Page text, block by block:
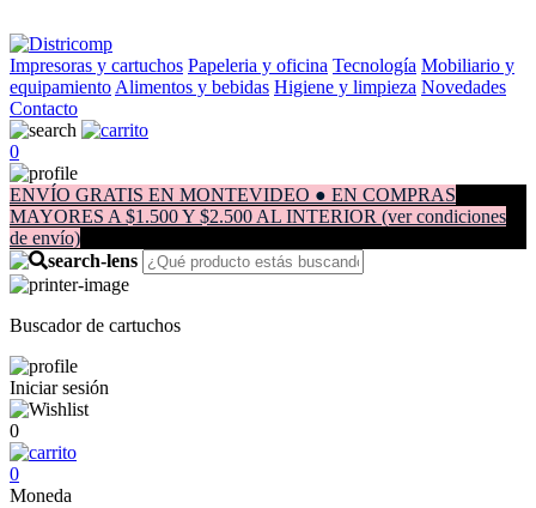
Impresoras y cartuchos Papeleria y oficina Tecnología Mobiliario y
equipamiento Alimentos y bebidas Higiene y limpieza Novedades
Contacto
0
ENVÍO GRATIS EN MONTEVIDEO ● EN COMPRAS
MAYORES A $1.500 Y $2.500 AL INTERIOR (ver condiciones
de envío)
Buscador de cartuchos
Iniciar sesión
0
0
Moneda